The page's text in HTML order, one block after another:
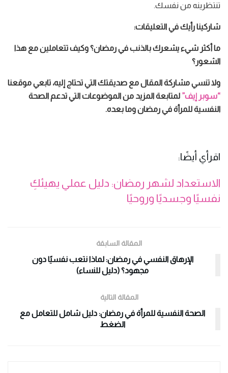
تنتظرينه من نفسك.
شاركينا رأيك في التعليقات:
ما أكثر شيء يشعرك بالذنب في رمضان؟ وكيف تتعاملين مع هذا
الشعور؟
ولا تنسي مشاركة المقال مع صديقتك التي تحتاج إليه، تابعي موقعنا
“سوبر إيف” لمتابعة المزيد من الموضوعات التي تدعم الصحة
النفسية للمرأة في رمضان وما بعده.
اقرأي أيضًا:
الاستعداد لشهر رمضان: دليل عملي يهيئكِ
نفسيًا وجسديًا وروحيًا
المقالة السابقة
الإرهاق النفسي في رمضان: لماذا نتعب نفسيًا دون
مجهود؟ (دليل للنساء)
المقالة التالية
الصحة النفسية للمرأة في رمضان: دليل شامل للتعامل مع
الضغط